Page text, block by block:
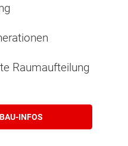
Raumaufteilung
INFOS